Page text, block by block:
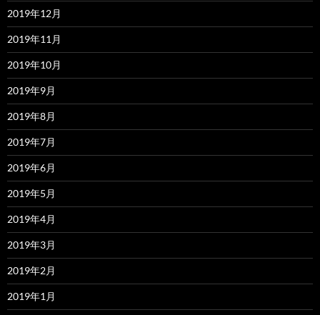
2019年12月
2019年11月
2019年10月
2019年9月
2019年8月
2019年7月
2019年6月
2019年5月
2019年4月
2019年3月
2019年2月
2019年1月